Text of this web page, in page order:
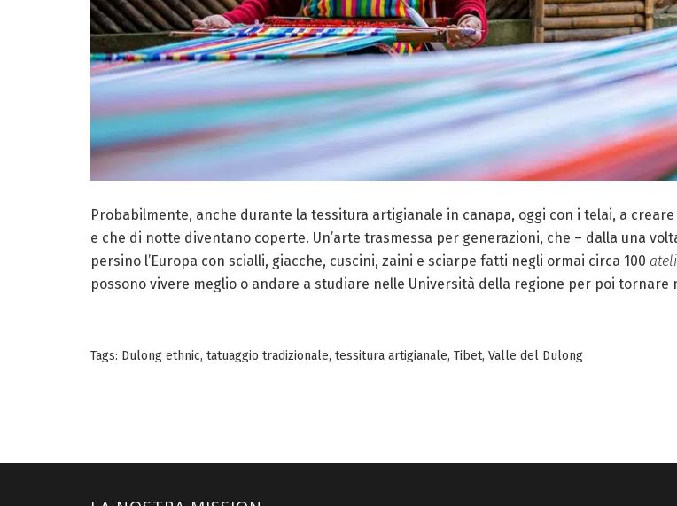
Probabilmente, anche durante la tessitura artigianale in canapa, oggi con i telai, a
e che di notte diventano coperte. Un’arte trasmessa per generazioni, che – dalla una
persino l’Europa con scialli, giacche, cuscini, zaini e sciarpe fatti negli ormai circa 100
possono vivere meglio o andare a studiare nelle Università della regione per poi tornare
Tags: Dulong ethnic, tatuaggio tradizionale, tessitura artigianale, Tibet, Valle del Dulong